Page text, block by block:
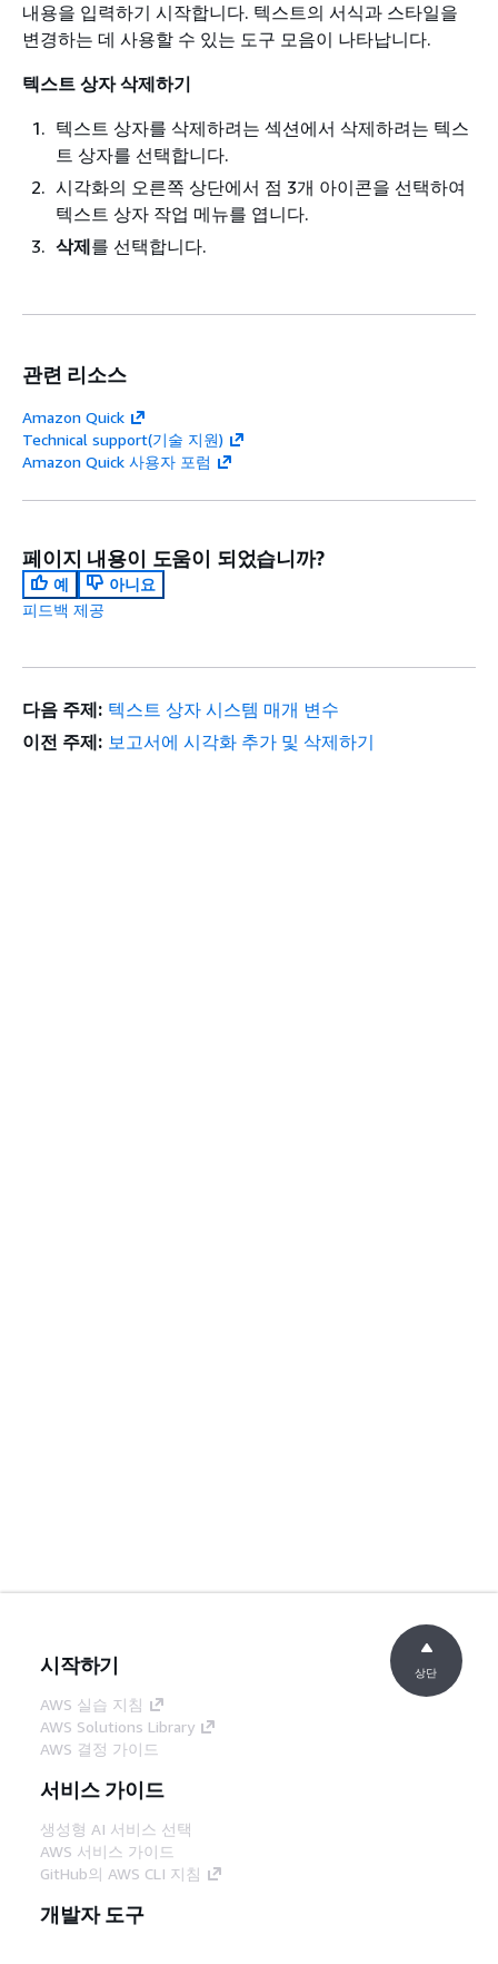
내용을 입력하기 시작합니다. 텍스트의 서식과 스타일을
변경하는 데 사용할 수 있는 도구 모음이 나타납니다.
텍스트 상자 삭제하기
텍스트 상자를 삭제하려는 섹션에서 삭제하려는 텍스
트 상자를 선택합니다.
시각화의 오른쪽 상단에서 점 3개 아이콘을 선택하여
텍스트 상자 작업 메뉴를 엽니다.
삭제를 선택합니다.
관련 리소스
Amazon Quick
Technical support(기술 지원)
Amazon Quick 사용자 포럼
페이지 내용이 도움이 되었습니까?
예
아니요
피드백 제공
다음 주제: 텍스트 상자 시스템 매개 변수
이전 주제: 보고서에 시각화 추가 및 삭제하기
시작하기
AWS 실습 지침
AWS Solutions Library
AWS 결정 가이드
서비스 가이드
생성형 AI 서비스 선택
AWS 서비스 가이드
GitHub의 AWS CLI 지침
개발자 도구
상단